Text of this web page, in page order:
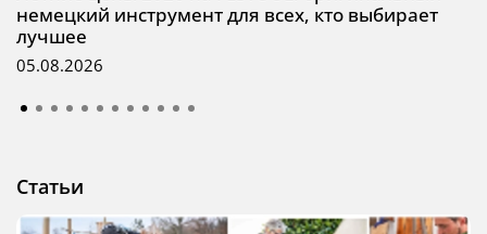
немецкий инструмент для всех, кто выбирает
лучшее
05.08.2026
Статьи